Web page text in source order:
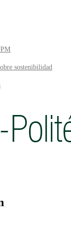
sostenibilidad